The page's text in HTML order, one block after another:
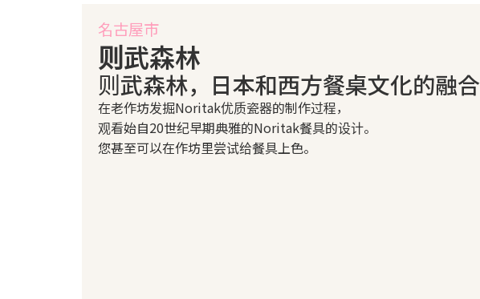
名古屋市
则武森林
则武森林，日本和西方餐桌文化的融合
在老作坊发掘Noritak优质瓷器的制作过程，
观看始自20世纪早期典雅的Noritak餐具的设计。
您甚至可以在作坊里尝试给餐具上色。